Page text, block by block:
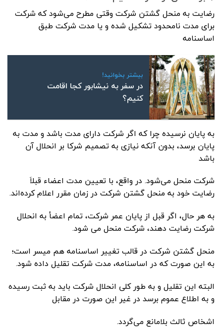
رضایت به منحل گشتن شرکت وقتی مطرح می‌شود که شرکت
برای مدت نامحدود تشکیل شده و یا مدت شرکت طبق
اساسنامه
بیشتر بخوانید!
در سفر به نیشابور کجا اقامت
کنیم؟
به پایان نرسیده چرا که اگر شرکت دارای مدت باشد و مدت به
پایان برسد، بدون آنکه نیازی به تصمیم شرکا بر انحلال آن
باشد
شرکت منحل می‌شود. در واقع، با تعیین مدت اعضاء قبلاَ
رضایت خود به منحل گشتن شرکت در زمان مقرر اعلام کرده‌اند.
به هر حال، اگر قبل از پایان عمر شرکت، تمام اعضأ به انحلال
شرکت رضایت دهند، شرکت منحل می شود.
منحل گشتن شرکت در قالب تغییر اساسنامه هم میسر است؛
به این صورت که در اساسنامه، مدت شرکت تقلیل داده شود.
البته این تقلیل و به طور کلی انحلال شرکت باید به ثبت رسیده
و به اطلاع عموم برسد در غیر این صورت در مقابل
اشخاص ثالث بلامانع می‌گردد.